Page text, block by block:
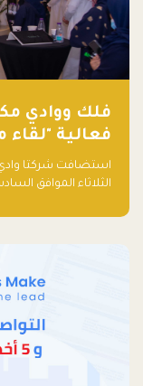
فلك ووادي
فعالية
في المنطقة"
استضافت شركتا وادي
الثلاثاء الموافق
مشاركاً من أبرز